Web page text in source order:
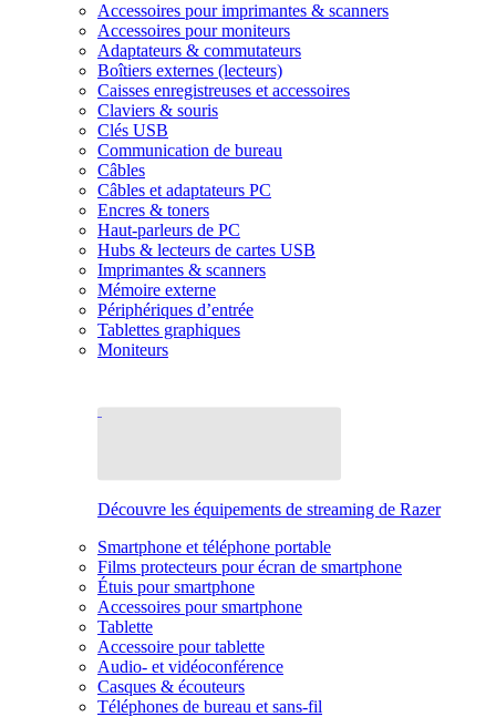
Accessoires pour imprimantes & scanners
Accessoires pour moniteurs
Adaptateurs & commutateurs
Boîtiers externes (lecteurs)
Caisses enregistreuses et accessoires
Claviers & souris
Clés USB
Communication de bureau
Câbles
Câbles et adaptateurs PC
Encres & toners
Haut-parleurs de PC
Hubs & lecteurs de cartes USB
Imprimantes & scanners
Mémoire externe
Périphériques d’entrée
Tablettes graphiques
Moniteurs
Découvre les équipements de streaming de Razer
Smartphone et téléphone portable
Films protecteurs pour écran de smartphone
Étuis pour smartphone
Accessoires pour smartphone
Tablette
Accessoire pour tablette
Audio- et vidéoconférence
Casques & écouteurs
Téléphones de bureau et sans-fil